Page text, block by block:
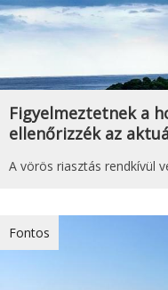
Figyelmeztetnek a
ellenőrizzék az
A vörös riasztás rendkívül
Fontos